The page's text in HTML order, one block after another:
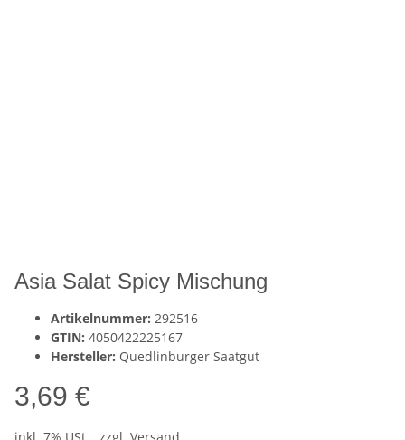
Asia Salat Spicy Mischung
Artikelnummer: 292516
GTIN: 4050422225167
Hersteller: Quedlinburger Saatgut
3,69 €